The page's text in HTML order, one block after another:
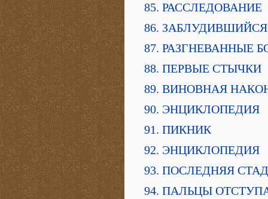
85. РАССЛЕДОВАНИЕ
86. ЗАБЛУДИВШИЙСЯ
87. РАЗГНЕВАННЫЕ
88. ПЕРВЫЕ СТЫЧКИ
89. ВИНОВНАЯ
90. ЭНЦИКЛОПЕДИЯ
91. ПИКНИК
92. ЭНЦИКЛОПЕДИЯ
93. ПОСЛЕДНЯЯ
94. ПАЛЬЦЫ